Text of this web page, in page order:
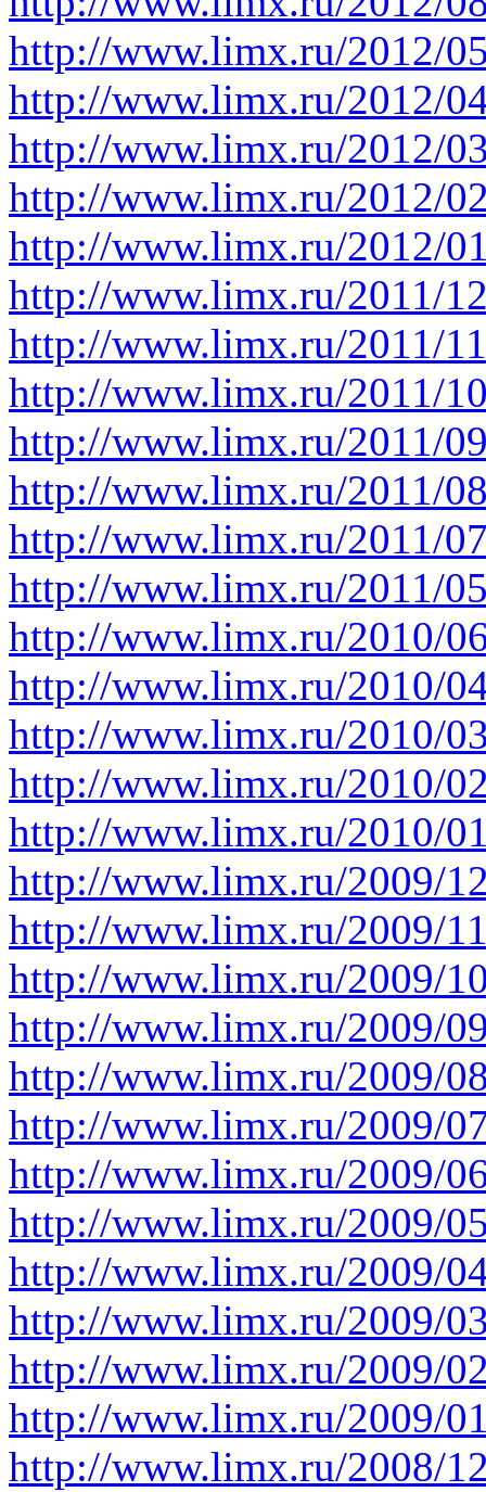
http://www.limx.ru/2012/
http://www.limx.ru/2012/
http://www.limx.ru/2012/
http://www.limx.ru/2012/
http://www.limx.ru/2012/
http://www.limx.ru/2011/
http://www.limx.ru/2011/11
http://www.limx.ru/2011/
http://www.limx.ru/2011/
http://www.limx.ru/2011/
http://www.limx.ru/2011/
http://www.limx.ru/2011/
http://www.limx.ru/2010/
http://www.limx.ru/2010/
http://www.limx.ru/2010/
http://www.limx.ru/2010/
http://www.limx.ru/2010/
http://www.limx.ru/2009/
http://www.limx.ru/2009/
http://www.limx.ru/2009/
http://www.limx.ru/2009/
http://www.limx.ru/2009/
http://www.limx.ru/2009/
http://www.limx.ru/2009/
http://www.limx.ru/2009/
http://www.limx.ru/2009/
http://www.limx.ru/2009/
http://www.limx.ru/2009/
http://www.limx.ru/2009/
http://www.limx.ru/2008/